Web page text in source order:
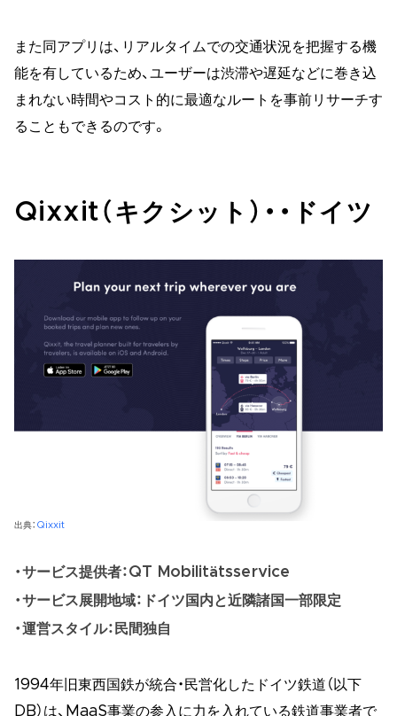
また同アプリは、リアルタイムでの交通状況を把握する機
能を有しているため、ユーザーは渋滞や遅延などに巻き込
まれない時間やコスト的に最適なルートを事前リサーチす
ることもできるのです。
Qixxit（キクシット）・・ドイツ
出典： Qixxit
サービス提供者：QT Mobilitätsservice
サービス展開地域：ドイツ国内と近隣諸国一部限定
運営スタイル：民間独自
1994年旧東西国鉄が統合・民営化したドイツ鉄道（以下
DB）は、MaaS事業の参入に力を入れている鉄道事業者で